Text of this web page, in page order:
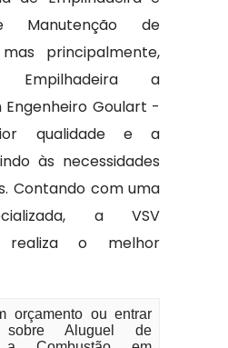
Manutenção de
mas principalmente,
a
Goulart -
qualidade e a
às necessidades
Contando com uma
a VSV
realiza o melhor
orçamento ou entrar
Aluguel de